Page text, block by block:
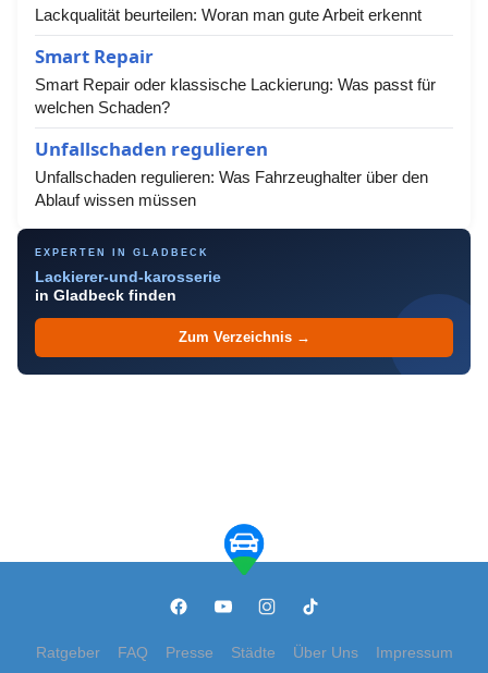
Lackqualität beurteilen: Woran man gute Arbeit erkennt
Smart Repair
Smart Repair oder klassische Lackierung: Was passt für
welchen Schaden?
Unfallschaden regulieren
Unfallschaden regulieren: Was Fahrzeughalter über den
Ablauf wissen müssen
EXPERTEN IN GLADBECK
Lackierer-und-karosserie
in Gladbeck finden
Zum Verzeichnis →
Ratgeber FAQ Presse Städte Über Uns Impressum